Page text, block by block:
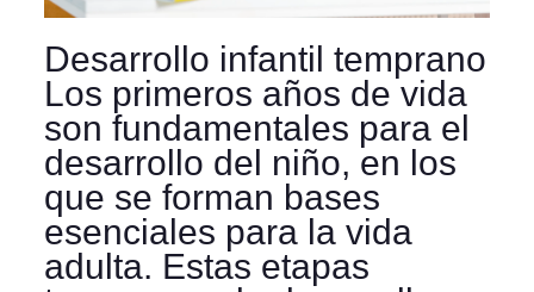
Desarrollo infantil temprano
Los primeros años de vida
son fundamentales para el
desarrollo del niño, en los
que se forman bases
esenciales para la vida
adulta. Estas etapas